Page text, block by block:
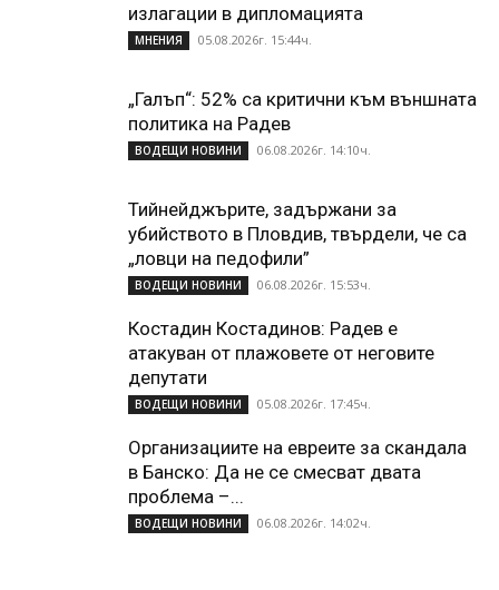
излагации в дипломацията
МНЕНИЯ 05.08.2026г. 15:44ч.
„Галъп“: 52% са критични към външната
политика на Радев
ВОДЕЩИ НОВИНИ 06.08.2026г. 14:10ч.
Тийнейджърите, задържани за
убийството в Пловдив, твърдели, че са
„ловци на педофили”
ВОДЕЩИ НОВИНИ 06.08.2026г. 15:53ч.
Костадин Костадинов: Радев е
атакуван от плажoвете от неговите
депутати
ВОДЕЩИ НОВИНИ 05.08.2026г. 17:45ч.
Организациите на евреите за скандала
в Банско: Да не се смесват двата
проблема –...
ВОДЕЩИ НОВИНИ 06.08.2026г. 14:02ч.